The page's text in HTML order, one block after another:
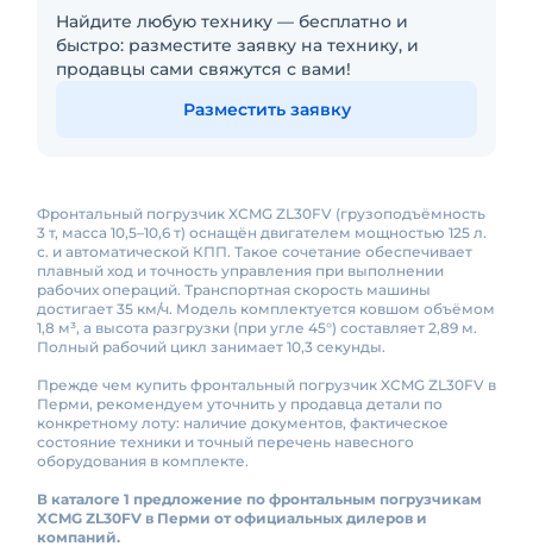
Найдите любую технику — бесплатно и
быстро: разместите заявку на технику, и
продавцы сами свяжутся с вами!
Разместить заявку
Фронтальный погрузчик XCMG ZL30FV (грузоподъёмность
3 т, масса 10,5–10,6 т) оснащён двигателем мощностью 125 л.
с. и автоматической КПП. Такое сочетание обеспечивает
плавный ход и точность управления при выполнении
рабочих операций. Транспортная скорость машины
достигает 35 км/ч. Модель комплектуется ковшом объёмом
1,8 м³, а высота разгрузки (при угле 45°) составляет 2,89 м.
Полный рабочий цикл занимает 10,3 секунды.
Прежде чем купить фронтальный погрузчик XCMG ZL30FV в
Перми, рекомендуем уточнить у продавца детали по
конкретному лоту: наличие документов, фактическое
состояние техники и точный перечень навесного
оборудования в комплекте.
В каталоге 1 предложение по фронтальным погрузчикам
XCMG ZL30FV в Перми от официальных дилеров и
компаний.